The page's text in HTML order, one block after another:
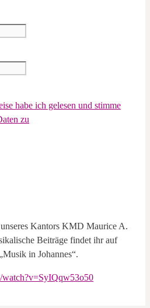
habe ich gelesen und stimme
zu
Kantors KMD Maurice A.
Beiträge findet ihr auf
in Johannes“.